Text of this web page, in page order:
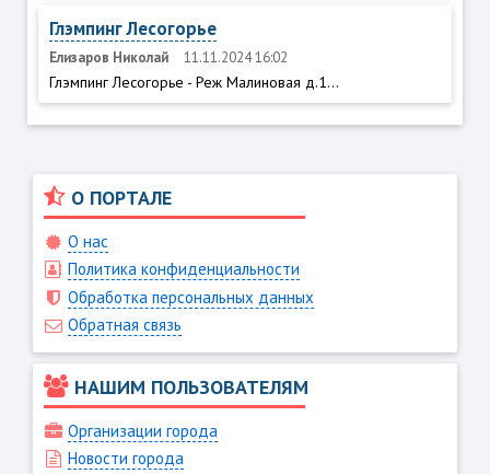
Глэмпинг Лесогорье
Елизаров Николай 11.11.2024 16:02
Глэмпинг Лесогорье - Реж Малиновая д.1...
О ПОРТАЛЕ
О нас
Политика конфиденциальности
Обработка персональных данных
Обратная связь
НАШИМ ПОЛЬЗОВАТЕЛЯМ
Организации города
Новости города